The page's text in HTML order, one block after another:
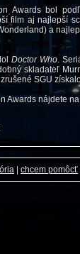
Awards bol
film aj najlepší
a
Doctor Who.
skladateľ
SGU
Awards nájdete
chcem pomôcť